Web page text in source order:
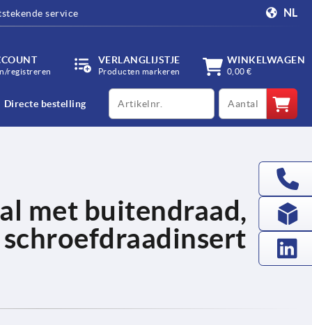
service NL
registreren
VERLANGLIJSTJE
Producten markeren
WINKELWAGEN
0,00 €
Directe bestelling
productCode qty
met buitendraad,